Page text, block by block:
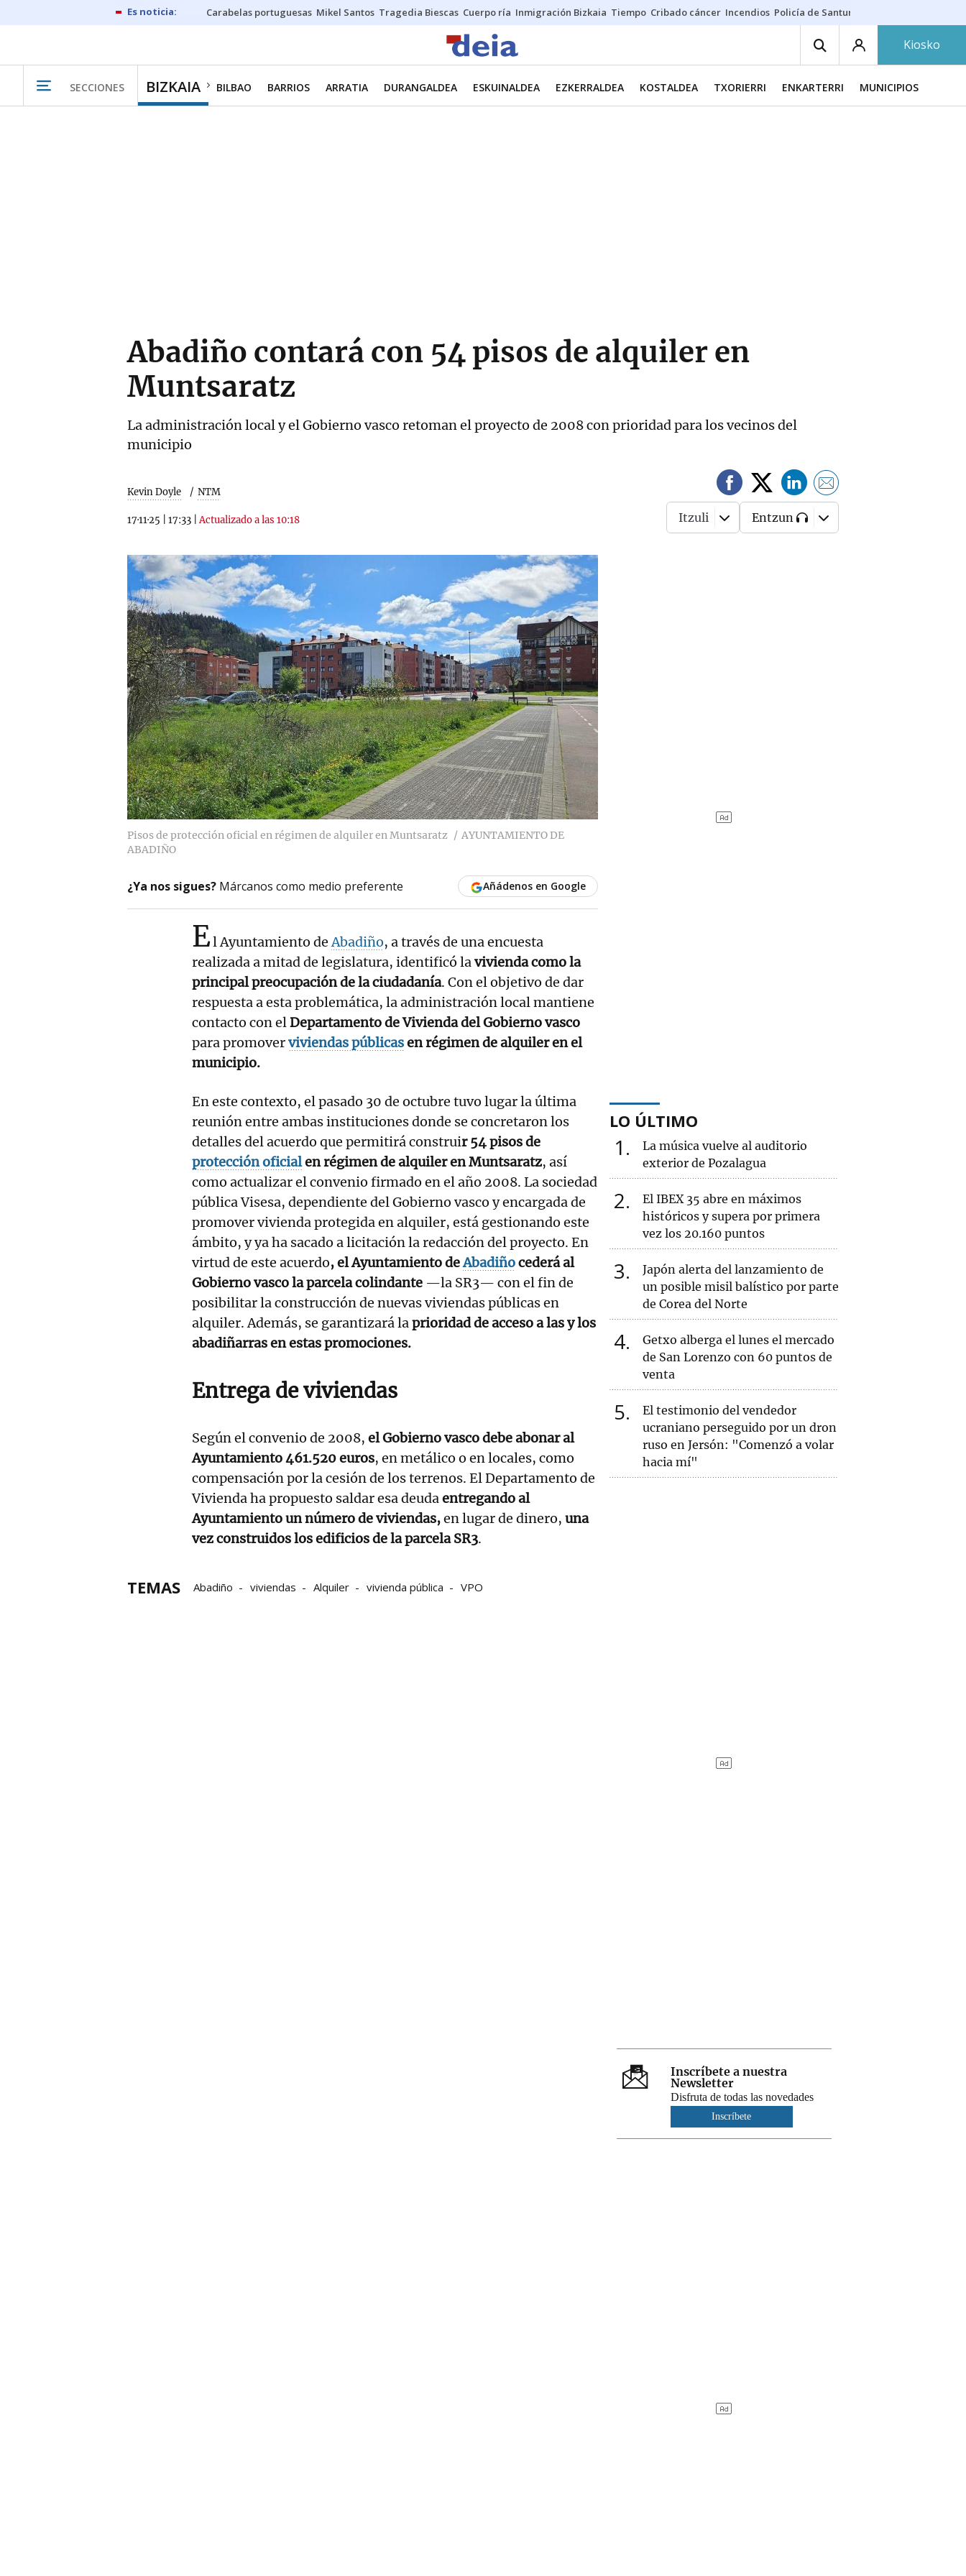
Carabelas portuguesas Mikel Santos Tragedia Biescas Cuerpo ría Inmigración Bizkaia Tiempo Cribado cáncer Incendios Policía de Santurtzi
Kiosko
SECCIONES BIZKAIA BILBAO BARRIOS ARRATIA DURANGALDEA ESKUINALDEA EZKERRALDEA KOSTALDEA TXORIERRI ENKARTERRI MUNICIPIOS
Abadiño contará con 54 pisos de alquiler en
Muntsaratz
La administración local y el Gobierno vasco retoman el proyecto de 2008 con prioridad para los vecinos del
municipio
Kevin Doyle NTM
17·11·25 17:33 |Actualizado a las 10:18 Itzuli Entzun
Pisos de protección oficial en régimen de alquiler en Muntsaratz
AYUNTAMIENTO DE
ABADIÑO
¿Ya nos sigues? Márcanos como medio preferente Añádenos en Google
El Ayuntamiento deAbadiño, a través de una encuesta
realizada a mitad de legislatura, identificó lavivienda como la
principal preocupación de la ciudadanía. Con el objetivo de dar
respuesta a esta problemática, la administración local mantiene
contacto con elDepartamento de Vivienda del Gobierno vasco
para promoverviviendas públicasen régimen de alquiler en el
municipio.
En este contexto, el pasado 30 de octubre tuvo lugar la última
reunión entre ambas instituciones donde se concretaron los
detalles del acuerdo que permitirá construir 54 pisos de
protección oficialen régimen de alquiler en Muntsaratz, así
como actualizar el convenio firmado en el año 2008. La sociedad
pública Visesa, dependiente del Gobierno vasco y encargada de
promover vivienda protegida en alquiler, está gestionando este
ámbito, y ya ha sacado a licitación la redacción del proyecto. En
virtud de este acuerdo, el Ayuntamiento deAbadiñocederá al
Gobierno vasco la parcela colindante —la SR3— con el fin de
posibilitar la construcción de nuevas viviendas públicas en
alquiler. Además, se garantizará laprioridad de acceso a las y los
abadiñarras en estas promociones.
Entrega de viviendas
Según el convenio de 2008, el Gobierno vasco debe abonar al
Ayuntamiento 461.520 euros, en metálico o en locales, como
compensación por la cesión de los terrenos. El Departamento de
Vivienda ha propuesto saldar esa deudaentregando al
Ayuntamiento un número de viviendas,en lugar de dinero, una
vez construidos los edificios de la parcela SR3.
TEMAS Abadiño viviendas Alquiler vivienda pública VPO
LO ÚLTIMO
1
La música vuelve al auditorio
exterior de Pozalagua
2
El IBEX 35 abre en máximos
históricos y supera por primera
vez los 20.160 puntos
3
Japón alerta del lanzamiento de
un posible misil balístico por parte
de Corea del Norte
4
Getxo alberga el lunes el mercado
de San Lorenzo con 60 puntos de
venta
5
El testimonio del vendedor
ucraniano perseguido por un dron
ruso en Jersón: "Comenzó a volar
hacia mí"
Inscríbete a nuestra
Newsletter
Disfruta de todas las novedades
Inscríbete